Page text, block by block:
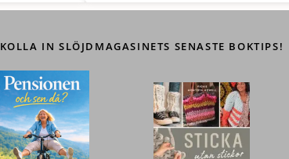
KOLLA IN SLÖJDMAGASINETS SENASTE BOKTIPS!